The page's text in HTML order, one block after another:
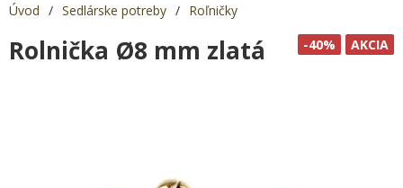
Úvod / Sedlárske potreby / Roľničky
AKCIA
-40%
Rolnička Ø8 mm zlatá